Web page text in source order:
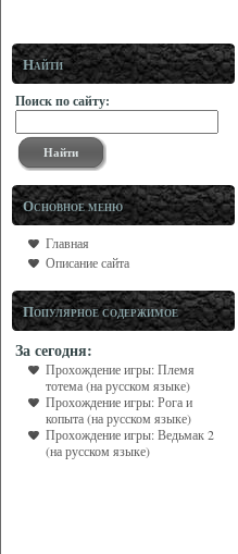
Найти
Поиск по сайту:
Основное меню
Главная
Описание сайта
Популярное содержимое
За сегодня:
Прохождение игры: Племя
тотема (на русском языке)
Прохождение игры: Рога и
копыта (на русском языке)
Прохождение игры: Ведьмак 2
(на русском языке)